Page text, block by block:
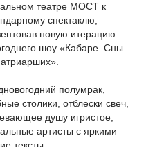
театре МОСТ к
спектаклю,
новую итерацию
шоу «Кабаре. Сны
полумрак,
столики, отблески свеч,
душу игристое,
артисты с яркими